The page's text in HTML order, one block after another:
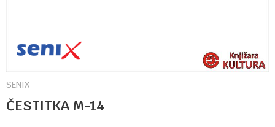
SENIX
ČESTITKA M-14